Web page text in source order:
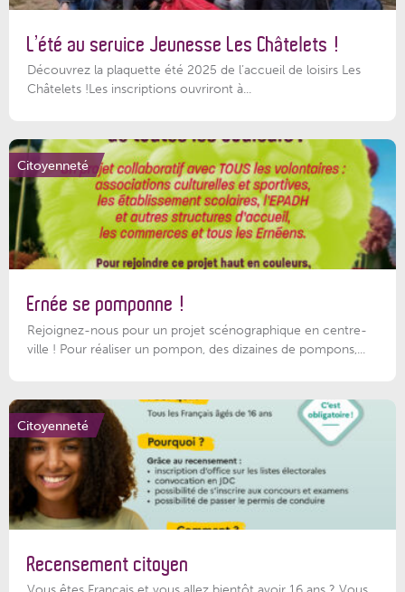
L’été au service Jeunesse Les Châtelets !
Découvrez la plaquette été 2025 de l’accueil de loisirs Les
Châtelets !Les inscriptions ouvriront à...
Citoyenneté
Ernée se pomponne !
Rejoignez-nous pour un projet scénographique en centre-
ville ! Pour réaliser un pompon, des dizaines de pompons,...
Citoyenneté
Recensement citoyen